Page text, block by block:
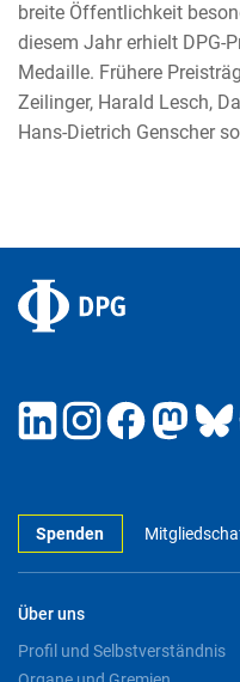
breite Öffentlichkeit
diesem Jahr erhielt DPG-
Medaille. Frühere
Zeilinger, Harald Lesch,
Hans-Dietrich Genscher
Spenden
Über uns
Profil und Selbstverständnis